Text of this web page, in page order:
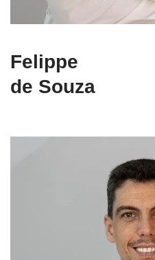
Felippe
de Souza